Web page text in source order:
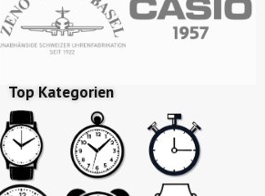
Top Kategorien